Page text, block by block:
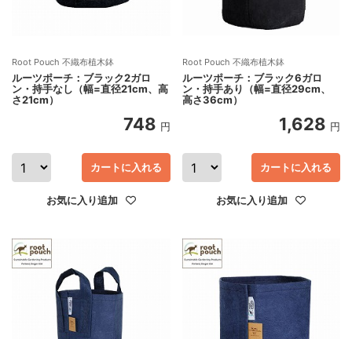
Root Pouch 不織布植木鉢
ルーツポーチ：ブラック2ガロ
ン・持手なし（幅=直径21cm、高
さ21cm）
748 円
カートに入れる
お気に入り追加
Root Pouch 不織布植木鉢
ルーツポーチ：ブラック6ガロ
ン・持手あり（幅=直径29cm、
高さ36cm）
1,628 円
カートに入れる
お気に入り追加